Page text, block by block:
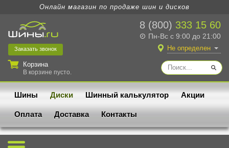
Онлайн магазин по продаже шин и дисков
8 (800) 333 15 60
Пн-Вс с 9:00 до 21:00
Заказать звонок
Корзина
В корзине пусто.
Не определен
Шины Диски Шинный калькулятор Акции
Оплата Доставка Контакты